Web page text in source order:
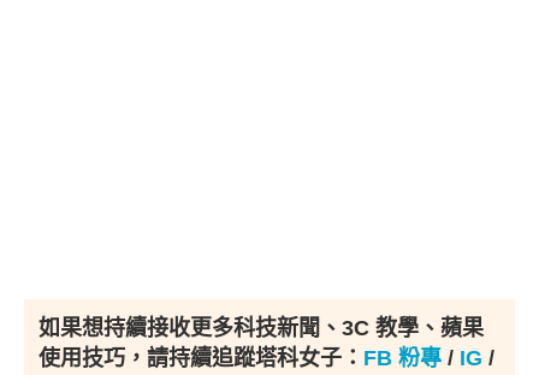
如果想持續接收更多科技新聞、3C 教學、蘋果
使用技巧，請持續追蹤塔科女子： FB 粉專 / IG /